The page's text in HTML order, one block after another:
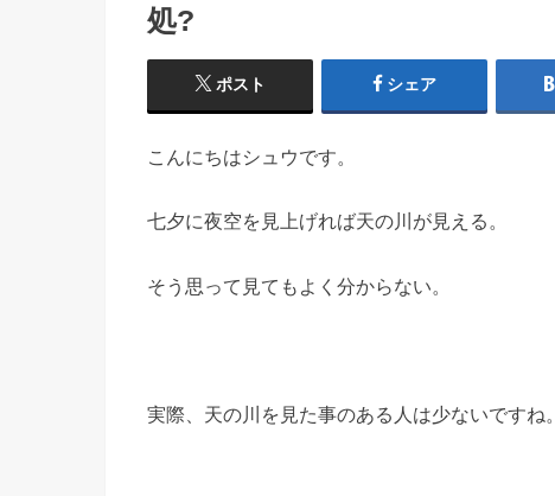
処?
ポスト シェア
こんにちはシュウです。
七夕に夜空を見上げれば天の川が見える。
そう思って見てもよく分からない。
実際、天の川を見た事のある人は少ないですね。